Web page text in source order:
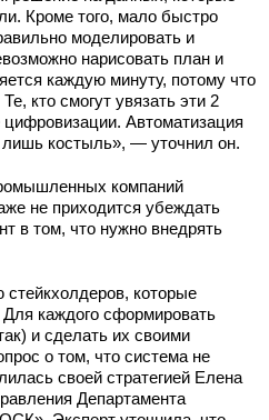
Кроме того, мало быстро
моделировать и
нарисовать план и
каждую минуту, потому что
кто смогут увязать эти 2
Автоматизация
костыль», — уточнил он.
компаний
не приходится убеждать
в том, что нужно внедрять
которые
Для каждого сформировать
и сделать их своими
о том, что система не
своей стратегией Елена
Департамента